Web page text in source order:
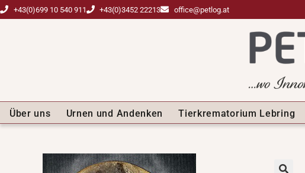
+43(0)699 10 540 911 +43(0)3452 22213 office@petlog.at
Über uns Urnen und Andenken Tierkrematorium Lebring